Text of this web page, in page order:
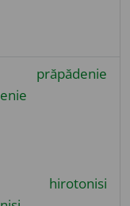
prăpădenie
hirotonisi